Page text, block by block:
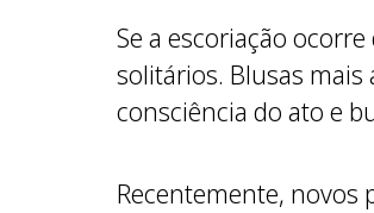
Se a escoriação
solitários. Blusas
consciência do ato e
Recentemente, novos